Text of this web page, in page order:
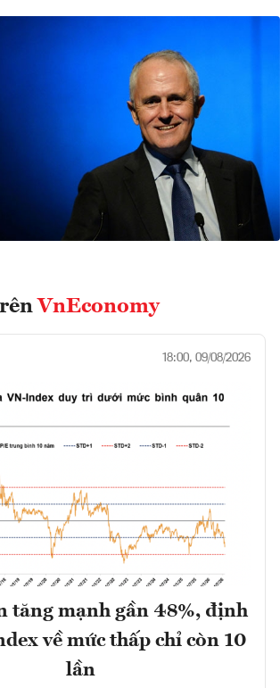
VnEconomy
18:00, 09/08/2026
tăng mạnh gần 48%, định
về mức thấp chỉ còn 10
lần